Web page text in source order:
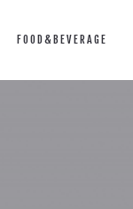
FOOD&BEVERAGE